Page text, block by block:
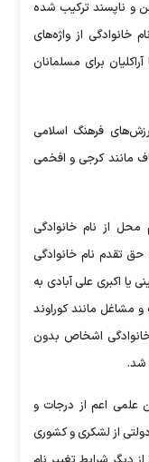
و ناپسند ترکیب شده
خانوادگی از واژه‌های
برای مسلمانان
فرهنگ اسلامی
مانند کرجی و افخمی
از نام خانوادگی
تقدم نام خانوادگی
یا اکبری علی آبادی به
مشاغل مانند کوراوند
اشخاص بدون
شد.
علمی اعم از درجات و
از لشکری و کشوری